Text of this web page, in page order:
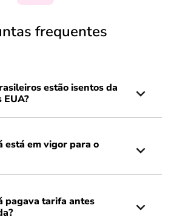
frequentes
estão isentos da
está em vigor para o
pagava tarifa antes